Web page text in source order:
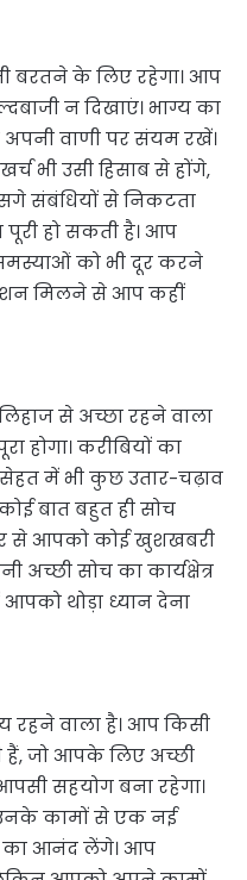
बरतने के लिए रहेगा। आप
न दिखाएं। भाग्य का
वाणी पर संयम रखें।
भी उसी हिसाब से होंगे,
संबंधियों से निकटता
हो सकती है। आप
को भी दूर करने
मिलने से आप कहीं
से अच्छा रहने वाला
होगा। करीबियों का
में भी कुछ उतार-चढ़ाव
बात बहुत ही सोच
से आपको कोई खुशखबरी
सोच का कार्यक्षेत्र
थोड़ा ध्यान देना
वाला है। आप किसी
हैं, जो आपके लिए अच्छी
सहयोग बना रहेगा।
उनके कामों से एक नई
का आनंद लेंगे। आप